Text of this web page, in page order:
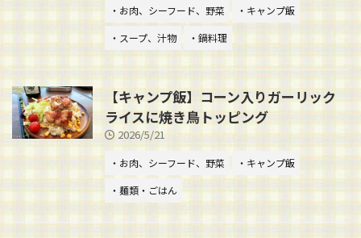
・お肉、シーフード、野菜
・キャンプ飯
・スープ、汁物
・鍋料理
【キャンプ飯】コーン入りガーリック
ライスに焼き鳥トッピング
2026/5/21
・お肉、シーフード、野菜
・キャンプ飯
・麺類・ごはん